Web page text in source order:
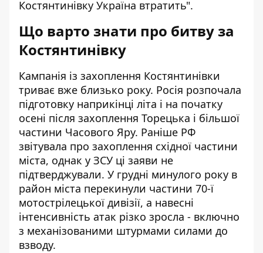
Костянтинівку Україна втратить".
Що варто знати про битву за
Костянтинівку
Кампанія із захоплення Костянтинівки
триває вже близько року. Росія розпочала
підготовку наприкінці літа і на початку
осені після захоплення Торецька і більшої
частини Часового Яру. Раніше РФ
звітувала про захоплення східної частини
міста, однак у ЗСУ ці заяви не
підтверджували. У грудні минулого року в
район міста перекинули частини 70-ї
мотострілецької дивізії, а навесні
інтенсивність атак різко зросла - включно
з механізованими штурмами силами до
взводу.